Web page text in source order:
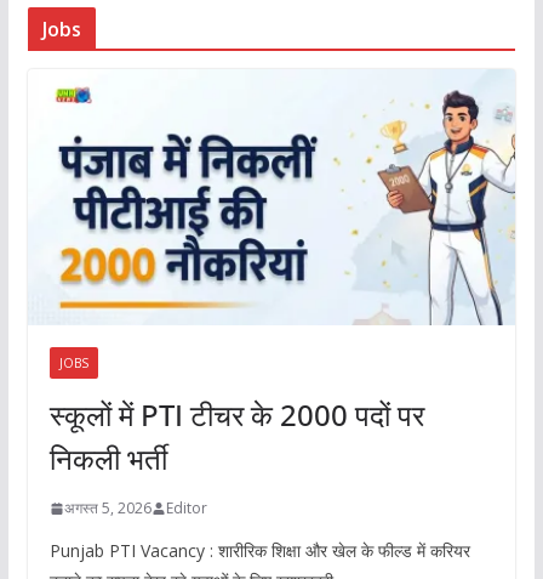
Jobs
JOBS
स्कूलों में PTI टीचर के 2000 पदों पर
निकली भर्ती
अगस्त 5, 2026 Editor
Punjab PTI Vacancy : शारीरिक शिक्षा और खेल के फील्ड में करियर